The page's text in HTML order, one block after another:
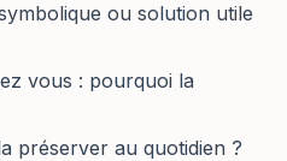
ou solution utile
vous : pourquoi la
préserver au quotidien ?